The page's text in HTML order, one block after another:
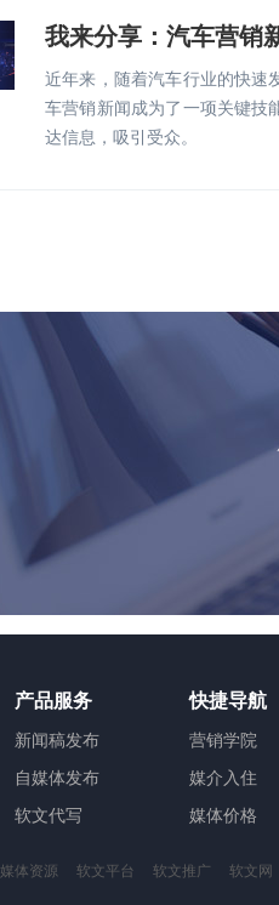
我来分享：汽车营销
近年来，随着汽车行业的快速
车营销新闻成为了一项关键技
达信息，吸引受众。
产品服务
新闻稿发布
自媒体发布
软文代写
快捷导航
营销学院
媒介入住
媒体价格
媒体资源 软文平台 软文推广 软文网